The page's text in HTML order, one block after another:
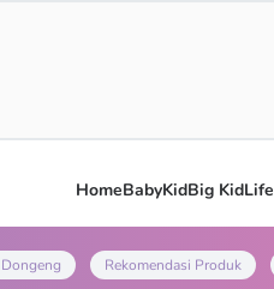
HomeBabyKidBig KidLife
Rekomendasi Produk